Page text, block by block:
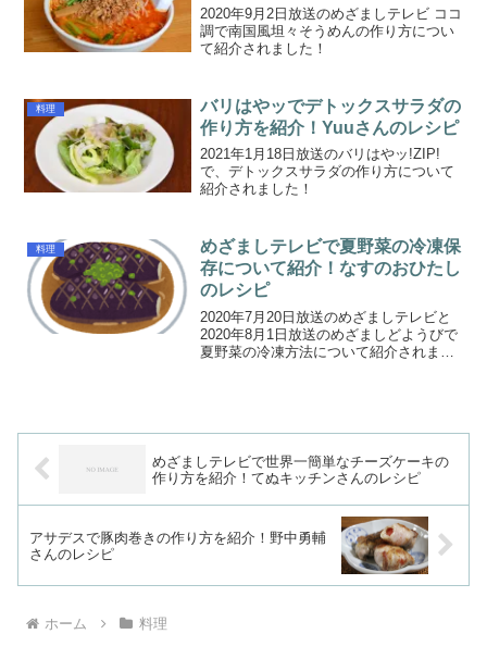
2020年9月2日放送のめざましテレビ ココ
調で南国風坦々そうめんの作り方につい
て紹介されました！
料理
バリはやッでデトックスサラダの
作り方を紹介！Yuuさんのレシピ
2021年1月18日放送のバリはやッ!ZIP!
で、デトックスサラダの作り方について
紹介されました！
料理
めざましテレビで夏野菜の冷凍保
存について紹介！なすのおひたし
のレシピ
2020年7月20日放送のめざましテレビと
2020年8月1日放送のめざましどようびで
夏野菜の冷凍方法について紹介されまし
めざましテレビで世界一簡単なチーズケーキの
作り方を紹介！てぬキッチンさんのレシピ
アサデスで豚肉巻きの作り方を紹介！野中勇輔
さんのレシピ
ホーム 料理